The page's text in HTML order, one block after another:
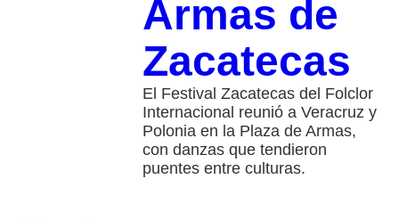
Armas de
Zacatecas
El Festival Zacatecas del Folclor
Internacional reunió a Veracruz y
Polonia en la Plaza de Armas,
con danzas que tendieron
puentes entre culturas.